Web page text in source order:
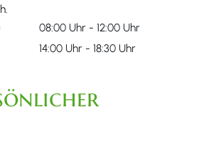
08:00 Uhr - 12:00 Uhr
14:00 Uhr - 18:30 Uhr